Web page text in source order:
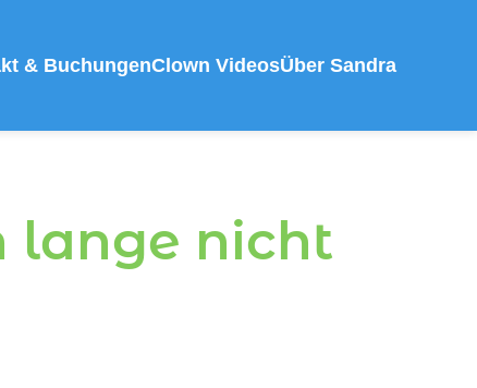
& BuchungenClown VideosÜber Sandra
lange nicht